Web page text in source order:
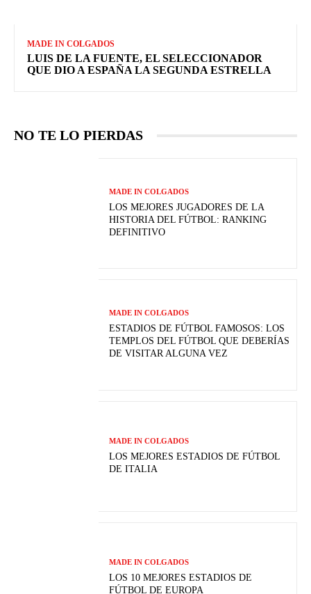
MADE IN COLGADOS
LUIS DE LA FUENTE, EL SELECCIONADOR
QUE DIO A ESPAÑA LA SEGUNDA ESTRELLA
NO TE LO PIERDAS
MADE IN COLGADOS
LOS MEJORES JUGADORES DE LA
HISTORIA DEL FÚTBOL: RANKING
DEFINITIVO
MADE IN COLGADOS
ESTADIOS DE FÚTBOL FAMOSOS: LOS
TEMPLOS DEL FÚTBOL QUE DEBERÍAS
DE VISITAR ALGUNA VEZ
MADE IN COLGADOS
LOS MEJORES ESTADIOS DE FÚTBOL
DE ITALIA
MADE IN COLGADOS
LOS 10 MEJORES ESTADIOS DE
FÚTBOL DE EUROPA